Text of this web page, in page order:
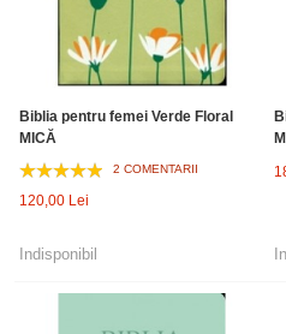
Biblia pentru femei Verde Floral
MICĂ
2 COMENTARII
120,00 Lei
Indisponibil